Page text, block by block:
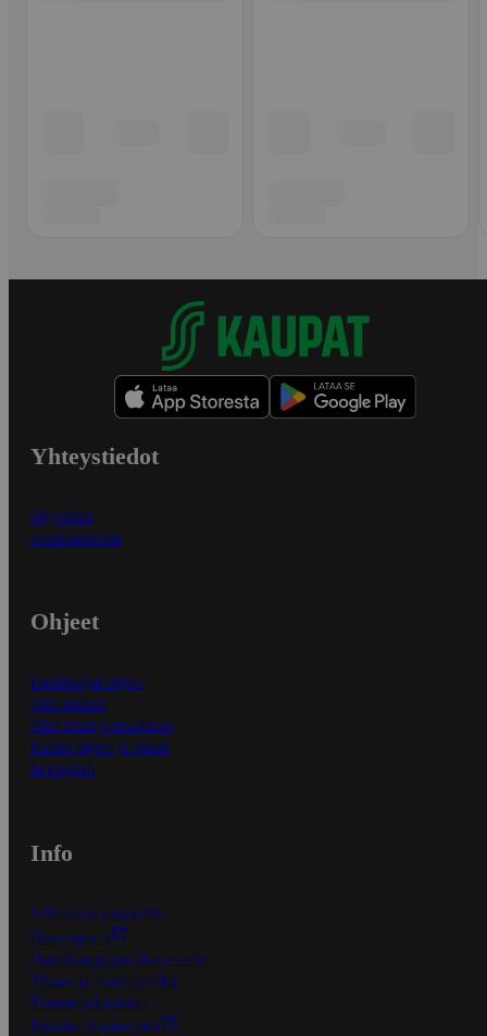
Yhteystiedot
Myymälät
Asiakaspalvelu
Ohjeet
Ensitilaajan ohjeet
Näin maksat
Näin tilaat ja muokkaat
Kaikki ohjeet ja vinkit
In English
Info
S-Business yrityksille
Oiva-raportit
Osuuskauppojen yhteystiedot
Tilaus- ja toimitusehdot
Tietosuojakäytäntö
Palvelun käyttöehdot